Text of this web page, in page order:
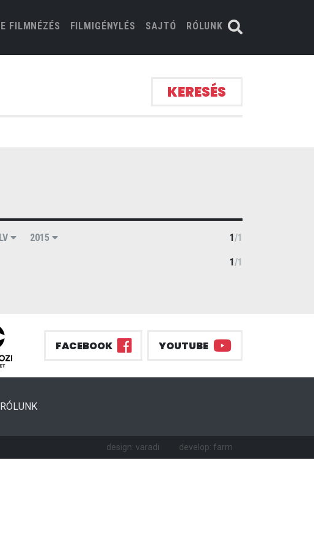
FILMNÉZÉS FILMIGÉNYLÉS SAJTÓ RÓLUNK
KERESÉS
2015 1/1
1/1
FACEBOOK YOUTUBE
RÓLUNK
design: varadi develop: farm